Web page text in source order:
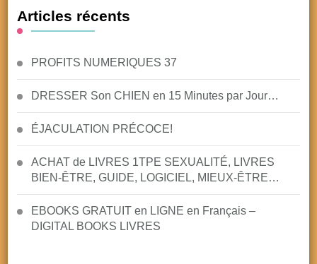
?
Articles récents
PROFITS NUMERIQUES 37
DRESSER Son CHIEN en 15 Minutes par Jour…
ÉJACULATION PRÉCOCE!
ACHAT de LIVRES 1TPE SEXUALITÉ, LIVRES
BIEN-ÊTRE, GUIDE, LOGICIEL, MIEUX-ÊTRE…
EBOOKS GRATUIT en LIGNE en Français –
DIGITAL BOOKS LIVRES